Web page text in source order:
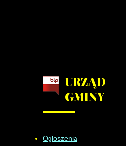
URZĄD
GMINY
Ogłoszenia